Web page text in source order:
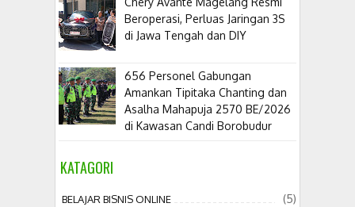
Beroperasi, Perluas Jaringan 3S
di Jawa Tengah dan DIY
656 Personel Gabungan
Amankan Tipitaka Chanting dan
Asalha Mahapuja 2570 BE/2026
di Kawasan Candi Borobudur
KATAGORI
BELAJAR BISNIS ONLINE (5)